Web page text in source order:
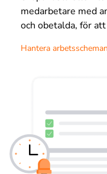
medarbetare med
och obetalda, för
Hantera arbetsscheman